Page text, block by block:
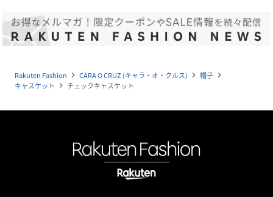
Rakuten Fashion navigate_next CARA O CRUZ (キャラ・オ・クルス) navigate_next 帽子 navigate_next
キャスケット navigate_next チェックキャスケット